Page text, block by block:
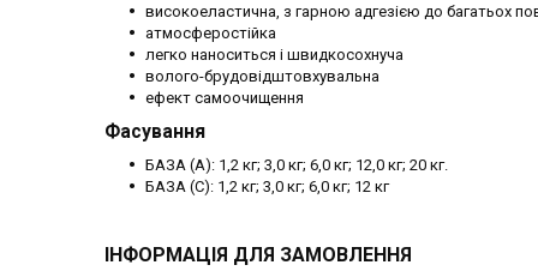
високоеластична, з гарною адгезією до багатьох
атмосферостійка
легко наноситься і швидкосохнуча
волого-брудовідштовхувальна
ефект самоочищення
Фасування
БАЗА (А): 1,2 кг; 3,0 кг; 6,0 кг; 12,0 кг; 20 кг.
БАЗА (С): 1,2 кг; 3,0 кг; 6,0 кг; 12 кг
ІНФОРМАЦІЯ ДЛЯ ЗАМОВЛЕННЯ